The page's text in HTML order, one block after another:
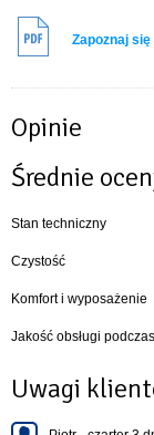
kambuz i wygodna
ciepła woda
lazy jack
sztywny sztag
tent na bom
stolik kokpitowy
relingi
miecz uchylny
instalacja
Zapoznaj
Opinie
Średnie
Stan techniczny
Czystość
Komfort i wyposażenie
Jakość obsługi
Uwagi